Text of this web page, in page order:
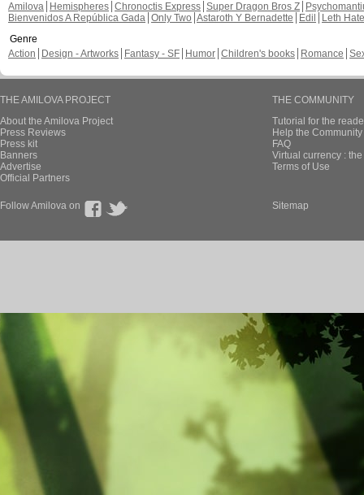
Amilova
Hemispheres Chronoctis Express Super Dragon Bros Z
Bienvenidos A República Gada Only Two Astaroth Y Bernadette Edil
Leth Hate
Genre
Action
Design - Artworks Fantasy - SF Humor Children's books Romance
THE AMILOVA PROJECT
About the Amilova Project
Press Reviews
Press kit
Banners
Advertise
Official Partners
THE COMMUNITY
Tutorial for the
Help the
FAQ
Virtual currency :
Terms of Use
Follow Amilova on Sitemap